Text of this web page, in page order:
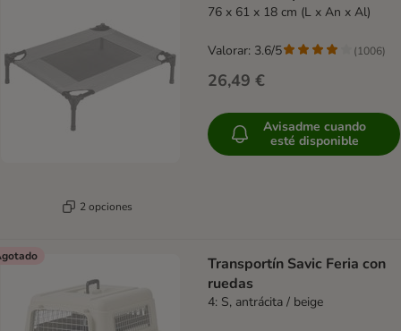
2 opciones
76 x 61 x 18 cm (L x An x Al)
26,49 €
Valorar: 3.6/5 (1006)
Avisadme cuando
esté disponible
Transportín Savic Feria con
ruedas
4: S, antrácita / beige